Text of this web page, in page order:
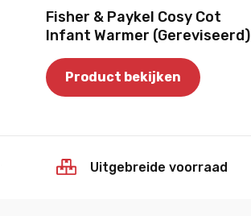
Fisher & Paykel Cosy Cot
Infant Warmer (Gereviseerd)
Product bekijken
Uitgebreide voorraad